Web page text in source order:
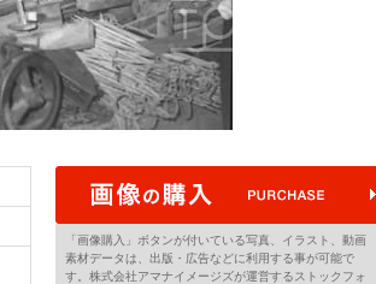
「画像購入」ボタンが付いている写真、イラスト、動画
素材データは、出版・広告などに利用する事が可能で
す。株式会社アマナイメージズが運営するストックフォ